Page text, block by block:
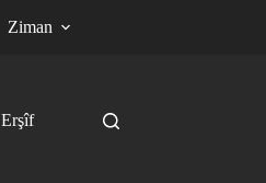
Ziman
Erşîf